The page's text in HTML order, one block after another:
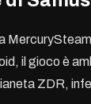
il gioco è
ZDR,